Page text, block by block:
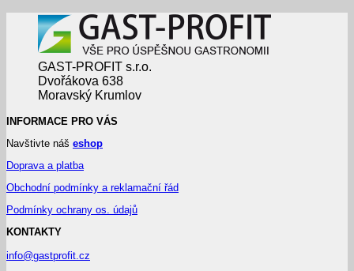
GAST-PROFIT s.r.o.
Dvořákova 638
Moravský Krumlov
INFORMACE PRO VÁS
Navštivte náš eshop
Doprava a platba
Obchodní podmínky a reklamační řád
Podmínky ochrany os. údajů
KONTAKTY
info@gastprofit.cz